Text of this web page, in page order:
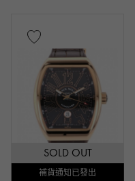
SOLD OUT
補貨通知已發出